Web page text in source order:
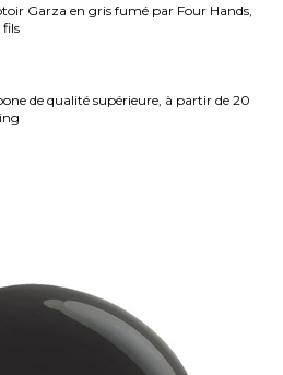
Garza en gris fumé par Four Hands,
fils
de qualité supérieure, à partir de 20